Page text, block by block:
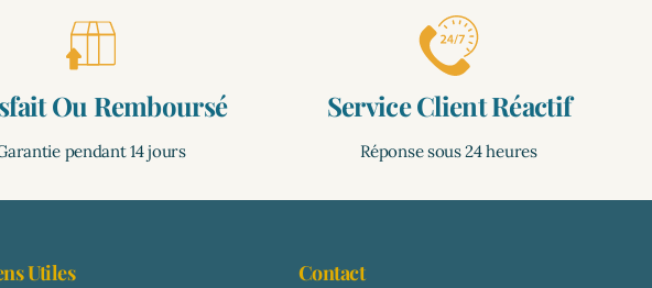
Ou Remboursé
pendant 14 jours
Service Client Réactif
Réponse sous 24 heures
Utiles Contact